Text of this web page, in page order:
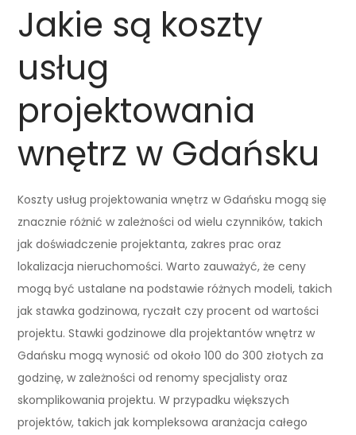
Jakie są koszty
usług
projektowania
wnętrz w Gdańsku
Koszty usług projektowania wnętrz w Gdańsku mogą się
znacznie różnić w zależności od wielu czynników, takich
jak doświadczenie projektanta, zakres prac oraz
lokalizacja nieruchomości. Warto zauważyć, że ceny
mogą być ustalane na podstawie różnych modeli, takich
jak stawka godzinowa, ryczałt czy procent od wartości
projektu. Stawki godzinowe dla projektantów wnętrz w
Gdańsku mogą wynosić od około 100 do 300 złotych za
godzinę, w zależności od renomy specjalisty oraz
skomplikowania projektu. W przypadku większych
projektów, takich jak kompleksowa aranżacja całego